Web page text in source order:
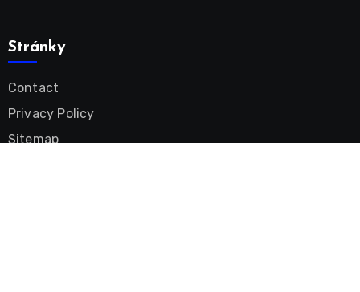
Stránky
Contact
Privacy Policy
Sitemap